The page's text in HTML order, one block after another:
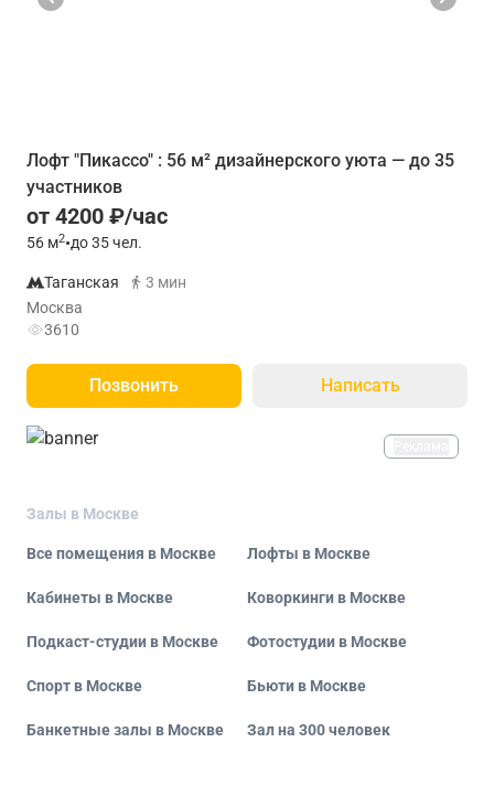
Лофт "Пикассо" : 56 м² дизайнерского уюта — до 35
участников
от 4200 ₽/час
56 м2•до 35 чел.
Таганская
3 мин
Москва
3610
Позвонить Написать
Залы в Москве
Все помещения в Москве Лофты в Москве
Кабинеты в Москве Коворкинги в Москве
Подкаст-студии в Москве Фотостудии в Москве
Спорт в Москве Бьюти в Москве
Банкетные залы в Москве Зал на 300 человек